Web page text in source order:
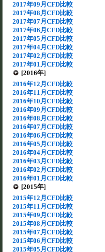
2017年09月CFD比較
2017年08月CFD比較
2017年07月CFD比較
2017年06月CFD比較
2017年05月CFD比較
2017年04月CFD比較
2017年02月CFD比較
2017年01月CFD比較
[2016年]
2016年12月CFD比較
2016年11月CFD比較
2016年10月CFD比較
2016年09月CFD比較
2016年08月CFD比較
2016年07月CFD比較
2016年06月CFD比較
2016年05月CFD比較
2016年04月CFD比較
2016年03月CFD比較
2016年02月CFD比較
2016年01月CFD比較
[2015年]
2015年12月CFD比較
2015年11月CFD比較
2015年09月CFD比較
2015年08月CFD比較
2015年07月CFD比較
2015年06月CFD比較
2015年05月CFD比較